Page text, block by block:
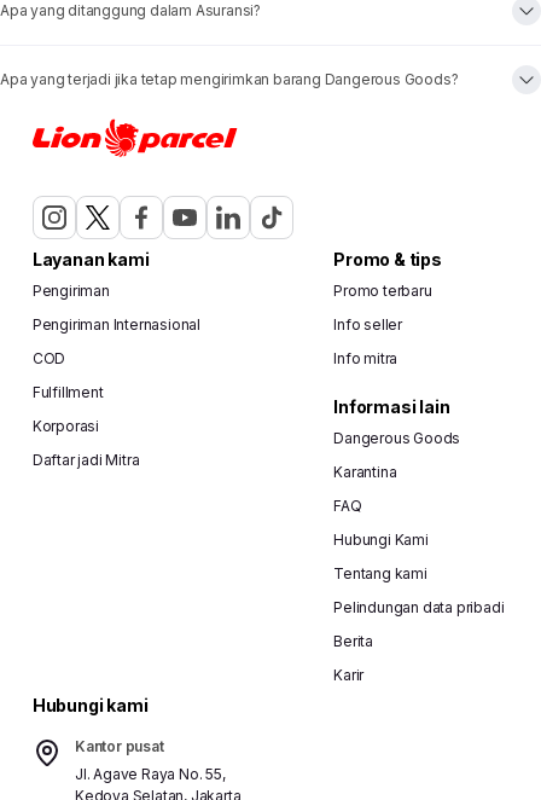
Apa yang ditanggung dalam Asuransi?
Apa yang terjadi jika tetap mengirimkan barang Dangerous Goods?
Layanan kami
Pengiriman
Pengiriman Internasional
COD
Fulfillment
Korporasi
Daftar jadi Mitra
Promo & tips
Promo terbaru
Info seller
Info mitra
Informasi lain
Dangerous Goods
Karantina
FAQ
Hubungi Kami
Tentang kami
Pelindungan data pribadi
Berita
Karir
Hubungi kami
Kantor pusat
Jl. Agave Raya No. 55,
Kedoya Selatan, Jakarta